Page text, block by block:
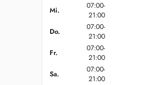
Mi.
07:00-
21:00
Do.
07:00-
21:00
Fr.
07:00-
21:00
Sa.
07:00-
21:00